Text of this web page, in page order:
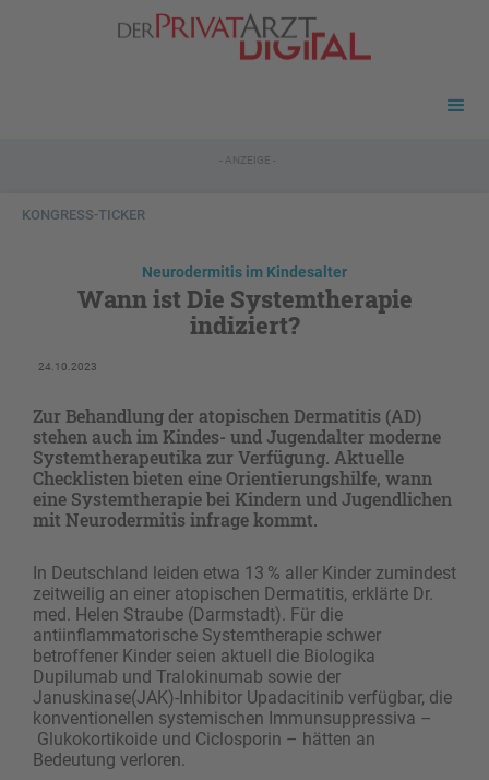
- ANZEIGE -
KONGRESS-TICKER
Neurodermitis im Kindesalter
Wann ist Die Systemtherapie
indiziert?
24.10.2023
Zur Behandlung der atopischen Dermatitis (AD)
stehen auch im Kindes- und Jugendalter moderne
Systemtherapeutika zur Verfügung. Aktuelle
Checklisten bieten eine Orientierungshilfe, wann
eine Systemtherapie bei Kindern und Jugendlichen
mit Neurodermitis infrage kommt.
In Deutschland leiden etwa 13 % aller Kinder zumindest
zeitweilig an einer atopischen Dermatitis, erklärte Dr.
med. Helen Straube (Darmstadt). Für die
antiinflammatorische Systemtherapie schwer
betroffener Kinder seien aktuell die Biologika
Dupilumab und Tralokinumab sowie der
Januskinase(JAK)-Inhibitor Upadacitinib verfügbar, die
konventionellen systemischen Immunsuppressiva –
Glukokortikoide und Ciclosporin – hätten an
Bedeutung verloren.